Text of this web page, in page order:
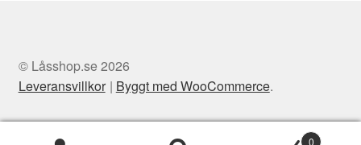
© Låsshop.se 2026
Leveransvillkor
Byggt med WooCommerce.
0